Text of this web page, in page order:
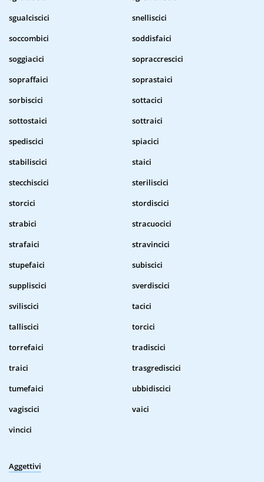
sgualciscici
snelliscici
soccombici
soddisfaici
soggiacici
sopraccrescici
sopraffaici
soprastaici
sorbiscici
sottacici
sottostaici
sottraici
spediscici
spiacici
stabiliscici
staici
stecchiscici
steriliscici
storcici
stordiscici
strabici
stracuocici
strafaici
stravincici
stupefaici
subiscici
suppliscici
sverdiscici
sviliscici
tacici
talliscici
torcici
torrefaici
tradiscici
traici
trasgrediscici
tumefaici
ubbidiscici
vagiscici
vaici
vincici
Aggettivi